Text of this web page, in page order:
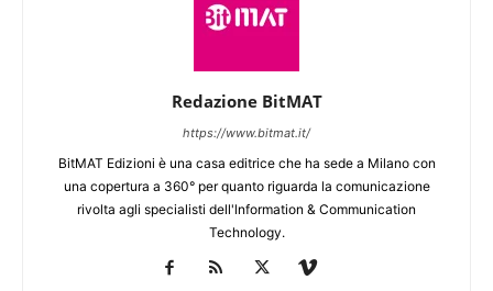
Redazione BitMAT
https://www.bitmat.it/
BitMAT Edizioni è una casa editrice che ha sede a Milano con
una copertura a 360° per quanto riguarda la comunicazione
rivolta agli specialisti dell'lnformation & Communication
Technology.